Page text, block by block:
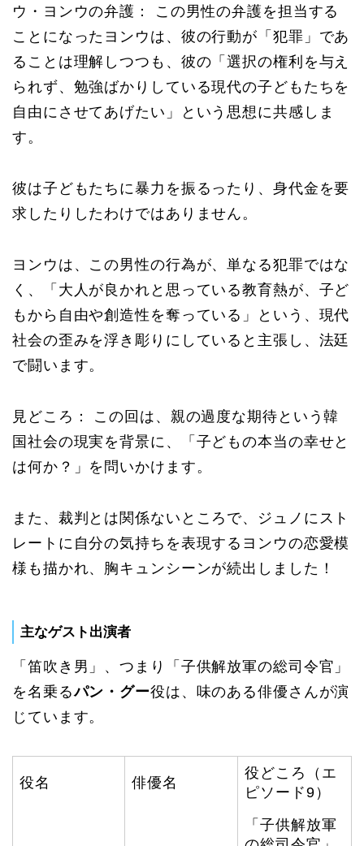
ウ・ヨンウの弁護： この男性の弁護を担当する
ことになったヨンウは、彼の行動が「犯罪」であ
ることは理解しつつも、彼の「選択の権利を与え
られず、勉強ばかりしている現代の子どもたちを
自由にさせてあげたい」という思想に共感しま
す。
彼は子どもたちに暴力を振るったり、身代金を要
求したりしたわけではありません。
ヨンウは、この男性の行為が、単なる犯罪ではな
く、「大人が良かれと思っている教育熱が、子ど
もから自由や創造性を奪っている」という、現代
社会の歪みを浮き彫りにしていると主張し、法廷
で闘います。
見どころ： この回は、親の過度な期待という韓
国社会の現実を背景に、「子どもの本当の幸せと
は何か？」を問いかけます。
また、裁判とは関係ないところで、ジュノにスト
レートに自分の気持ちを表現するヨンウの恋愛模
様も描かれ、胸キュンシーンが続出しました！
主なゲスト出演者
「笛吹き男」、つまり「子供解放軍の総司令官」
を名乗るパン・グー役は、味のある俳優さんが演
じています。
役名 俳優名
役どころ（エ
ピソード9）
「子供解放軍